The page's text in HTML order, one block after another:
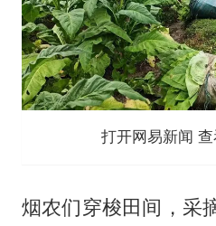
打开网易新闻
烟农们穿梭田间，采